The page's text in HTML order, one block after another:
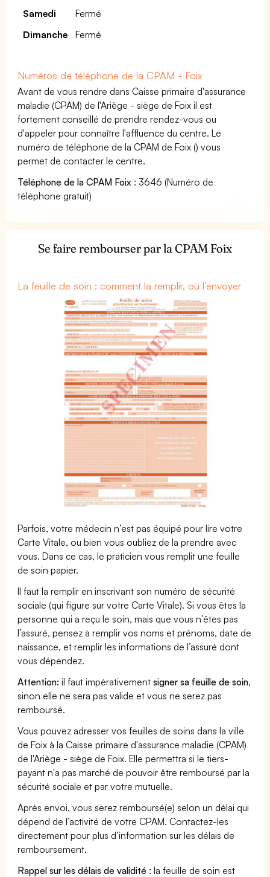
Samedi
Fermé
Dimanche
Fermé
Numéros de téléphone de la CPAM - Foix
Avant de vous rendre dans Caisse primaire d'assurance
maladie (CPAM) de l'Ariège - siège de Foix il est
fortement conseillé de prendre rendez-vous ou
d'appeler pour connaître l'affluence du centre. Le
numéro de téléphone de la CPAM de Foix () vous
permet de contacter le centre.
Téléphone de la CPAM Foix : 3646 (Numéro de
téléphone gratuit)
Se faire rembourser par la CPAM Foix
La feuille de soin : comment la remplir, où l’envoyer
Parfois, votre médecin n’est pas équipé pour lire votre
Carte Vitale, ou bien vous oubliez de la prendre avec
vous. Dans ce cas, le praticien vous remplit une feuille
de soin papier.
Il faut la remplir en inscrivant son numéro de sécurité
sociale (qui figure sur votre Carte Vitale). Si vous êtes la
personne qui a reçu le soin, mais que vous n’êtes pas
l’assuré, pensez à remplir vos noms et prénoms, date de
naissance, et remplir les informations de l’assuré dont
vous dépendez.
Attention: il faut impérativementsigner sa feuille de soin,
sinon elle ne sera pas valide et vous ne serez pas
remboursé.
Vous pouvez adresser vos feuilles de soins dans la ville
de Foix à la Caisse primaire d'assurance maladie (CPAM)
de l'Ariège - siège de Foix. Elle permettra si le tiers-
payant n'a pas marché de pouvoir être remboursé par la
sécurité sociale et par votre mutuelle.
Après envoi, vous serez remboursé(e) selon un délai qui
dépend de l’activité de votre CPAM. Contactez-les
directement pour plus d’information sur les délais de
remboursement.
Rappel sur les délais de validité : la feuille de soin est